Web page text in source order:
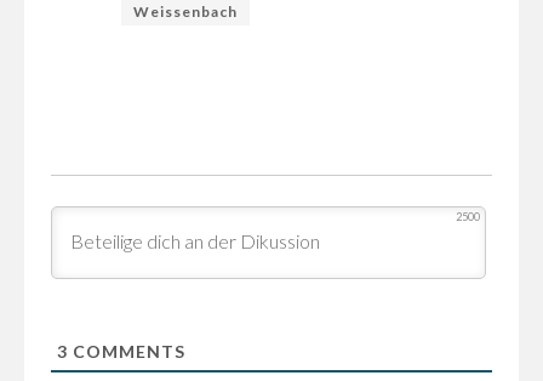
Weissenbach
2500
3 COMMENTS